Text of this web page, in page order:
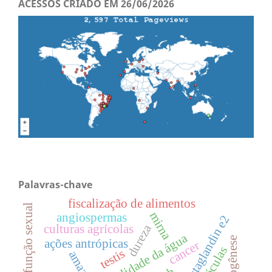
ACESSOS CRIADO EM 26/06/2026
Palavras-chave
ações antrópicasdureza prostaglandin e2
cancer
mirna
fiscalização de alimentos
culturas agrícolas
angiospermas
testis
disfunção sexual